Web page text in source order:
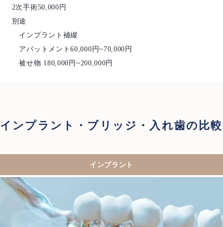
2次手術50,000円
別途
インプラント補綴
アバットメント60,000円~70,000円
被せ物 180,000円~200,000円
インプラント・ブリッジ・入れ歯の比較
インプラント